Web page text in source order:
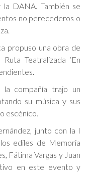
DANA. También se
no perecederos o
propuso una obra de
Teatralizada ‘En
compañía trajo un
su música y sus
escénico.
junto con la I
ediles de Memoria
Fátima Vargas y Juan
en este evento y